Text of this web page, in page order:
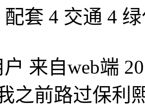
配套 4 交通 4
来自web端
之前路过保利